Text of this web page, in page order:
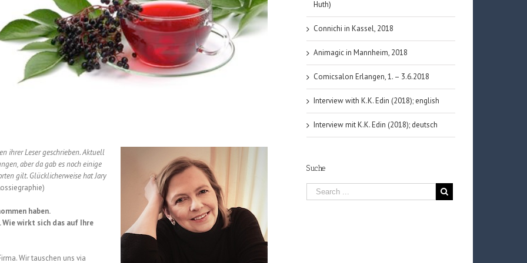
ihrer Leser geschrieben.Aktuell
aber da gab es noch einige
gilt. Glücklicherweise hat Jary
haben.
wirkt sich das auf Ihre
Wir tauschen uns via
Huth)
Connichi in Kassel, 2018
Animagic in Mannheim, 2018
Comicsalon Erlangen, 1. – 3.6.2018
Interview with K.K. Edin (2018); english
Interview mit K.K. Edin (2018); deutsch
Suche